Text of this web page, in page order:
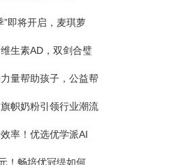
”即将开启，麦琪萝
生素AD，双剑合璧
量帮助孩子，公益帮
帜奶粉引领行业潮流
率！优选优学派AI
！畅培优冠缇如何